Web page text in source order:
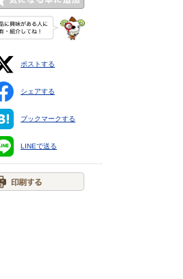
ポストする
シェアする
ブックマークする
LINEで送る